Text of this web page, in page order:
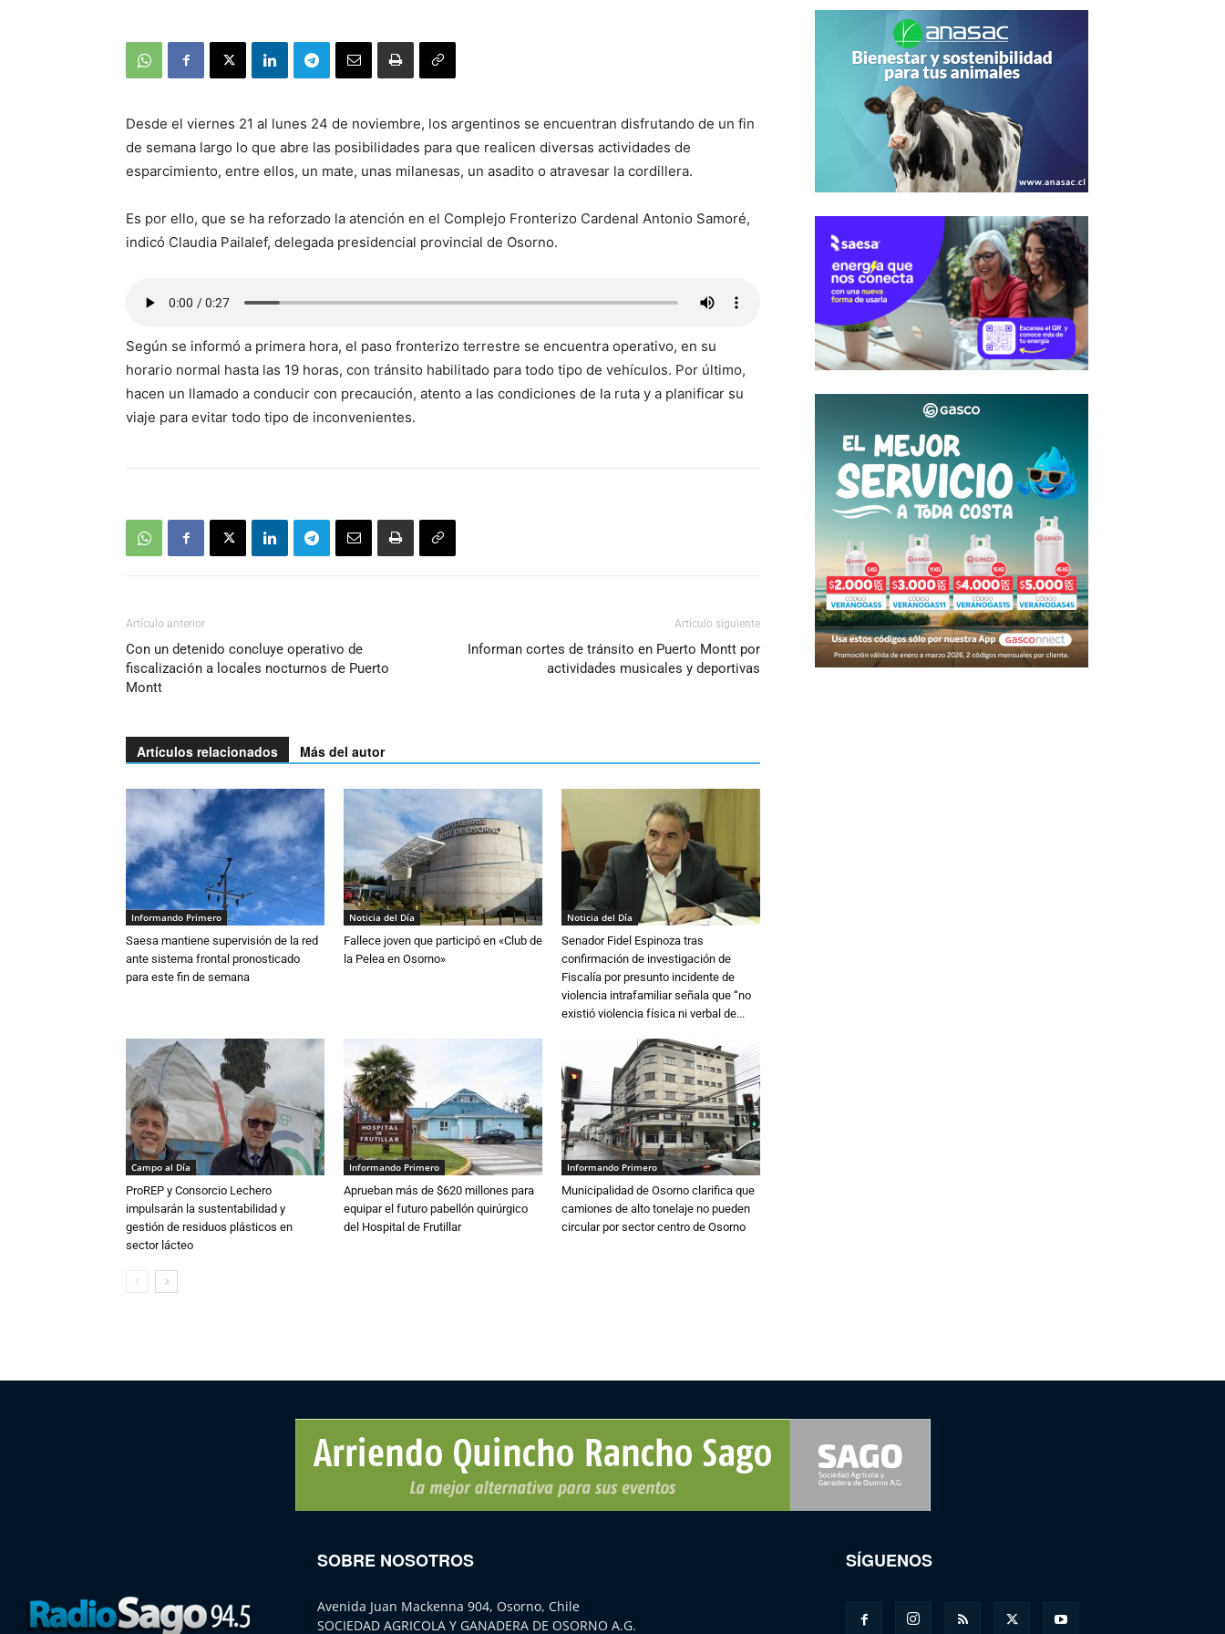
Desde el viernes 21 al lunes 24 de noviembre, los argentinos se encuentran disfrutando de un fin
de semana largo lo que abre las posibilidades para que realicen diversas actividades de
esparcimiento, entre ellos, un mate, unas milanesas, un asadito o atravesar la cordillera.
Es por ello, que se ha reforzado la atención en el Complejo Fronterizo Cardenal Antonio Samoré,
indicó Claudia Pailalef, delegada presidencial provincial de Osorno.
Según se informó a primera hora, el paso fronterizo terrestre se encuentra operativo, en su
horario normal hasta las 19 horas, con tránsito habilitado para todo tipo de vehículos. Por último,
hacen un llamado a conducir con precaución, atento a las condiciones de la ruta y a planificar su
viaje para evitar todo tipo de inconvenientes.
Artículo anterior
Con un detenido concluye operativo de
fiscalización a locales nocturnos de Puerto
Montt
Artículo siguiente
Informan cortes de tránsito en Puerto Montt por
actividades musicales y deportivas
Artículos relacionados Más del autor
Informando Primero
Saesa mantiene supervisión de la red
ante sistema frontal pronosticado
para este fin de semana
Noticia del Día
Fallece joven que participó en «Club de
la Pelea en Osorno»
Noticia del Día
Senador Fidel Espinoza tras
confirmación de investigación de
Fiscalía por presunto incidente de
violencia intrafamiliar señala que “no
existió violencia física ni verbal de...
Campo al Día
ProREP y Consorcio Lechero
impulsarán la sustentabilidad y
gestión de residuos plásticos en
sector lácteo
Informando Primero
Aprueban más de $620 millones para
equipar el futuro pabellón quirúrgico
del Hospital de Frutillar
Informando Primero
Municipalidad de Osorno clarifica que
camiones de alto tonelaje no pueden
circular por sector centro de Osorno
SOBRE NOSOTROS
Avenida Juan Mackenna 904, Osorno, Chile
SOCIEDAD AGRICOLA Y GANADERA DE OSORNO A.G.
SÍGUENOS